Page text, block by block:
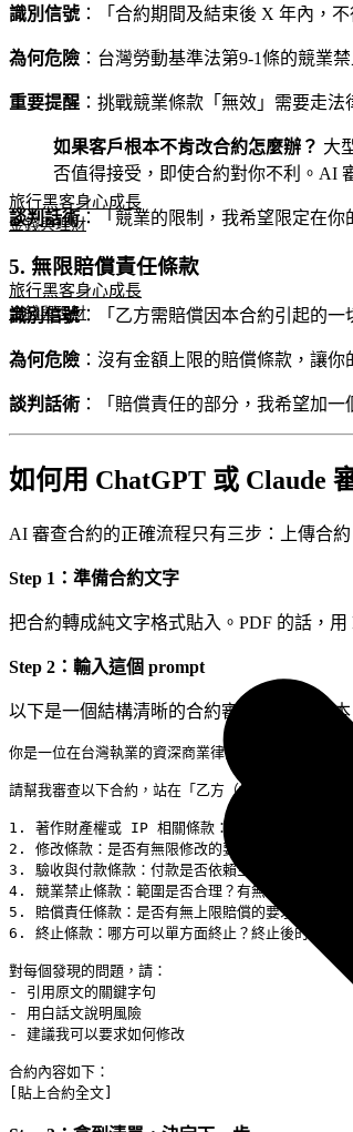
旅行黑客身心成長
金錢與理財
旅行黑客身心成長
金錢與理財
識別信號：「合約期間及結束後 X 年內，
為何危險 ：台灣勞動基準法第9-1條的競業
重要提醒 ：挑戰競業條款「無效」需要走
如果客戶根本不肯改合約怎麼辦？ 大
否值得接受，即使合約對你不利。AI
談判話術：「競業的限制，我希望限定在你
5. 無限賠償責任條款
識別信號：「乙方需賠償因本合約引起的一
為何危險 ：沒有金額上限的賠償條款，讓
談判話術 ：「賠償責任的部分，我希望加
如何用 ChatGPT 或 Claude
AI 審查合約的正確流程只有三步：上傳合
Step 1：準備合約文字
把合約轉成純文字格式貼入。PDF 的話，用
Step 2：輸入這個 prompt
以下是一個結構清晰的合約審查 prompt 範
你是一位在台灣執業的資深商業律師，專門協助自由
請幫我審查以下合約，站在「乙方（接案者/服務提
1. 著作財產權或 IP 相關條款：是否有全部讓渡？
2. 修改條款：是否有無限修改的要求？
3. 驗收與付款條款：付款是否依賴主觀的「甲方滿意
4. 競業禁止條款：範圍是否合理？有無補償？
5. 賠償責任條款：是否有無上限賠償的要求？
6. 終止條款：哪方可以單方面終止？終止後的付款如
對每個發現的問題，請：
- 引用原文的關鍵字句
- 用白話文說明風險
- 建議我可以要求如何修改
合約內容如下：